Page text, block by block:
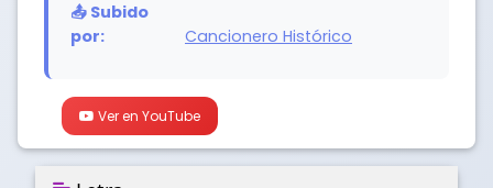
📤 Subido
por:
Cancionero Histórico
Ver en YouTube